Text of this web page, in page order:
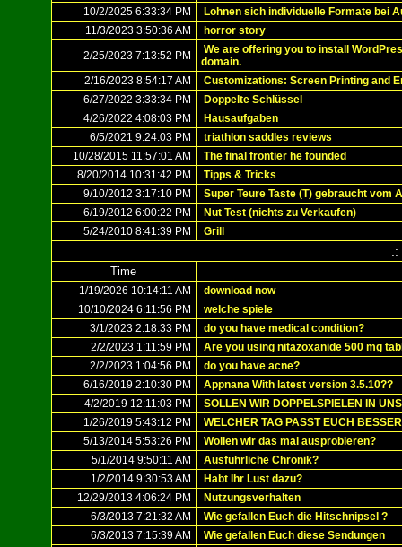
10/2/2025 6:33:34 PM
Lohnen sich individuelle Formate bei
11/3/2023 3:50:36 AM
horror story
2/25/2023 7:13:52 PM
We are offering you to install
domain.
2/16/2023 8:54:17 AM
Customizations: Screen Printing and
6/27/2022 3:33:34 PM
Doppelte Schlüssel
4/26/2022 4:08:03 PM
Hausaufgaben
6/5/2021 9:24:03 PM
triathlon saddles reviews
10/28/2015 11:57:01 AM
The final frontier he founded
8/20/2014 10:31:42 PM
Tipps & Tricks
9/10/2012 3:17:10 PM
Super Teure Taste (T) gebraucht vom
6/19/2012 6:00:22 PM
Nut Test (nichts zu Verkaufen)
5/24/2010 8:41:39 PM
Grill
Time
1/19/2026 10:14:11 AM
download now
10/10/2024 6:11:56 PM
welche spiele
3/1/2023 2:18:33 PM
do you have medical condition?
2/2/2023 1:11:59 PM
Are you using nitazoxanide 500 mg
2/2/2023 1:04:56 PM
do you have acne?
6/16/2019 2:10:30 PM
Appnana With latest version 3.5.10??
4/2/2019 12:11:03 PM
SOLLEN WIR DOPPELSPIELEN IN
1/26/2019 5:43:12 PM
WELCHER TAG PASST EUCH BESSER
5/13/2014 5:53:26 PM
Wollen wir das mal ausprobieren?
5/1/2014 9:50:11 AM
Ausführliche Chronik?
1/2/2014 9:30:53 AM
Habt Ihr Lust dazu?
12/29/2013 4:06:24 PM
Nutzungsverhalten
6/3/2013 7:21:32 AM
Wie gefallen Euch die Hitschnipsel ?
6/3/2013 7:15:39 AM
Wie gefallen Euch diese Sendungen